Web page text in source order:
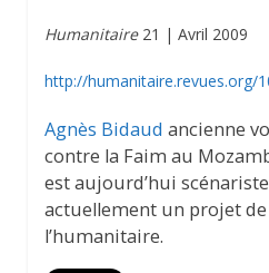
Humanitaire21 | Avril 2009
http://humanitaire.revues.org/
Agnès Bidaud ancienne
contre la Faim au
est aujourd’hui
actuellement un projet
l’humanitaire.